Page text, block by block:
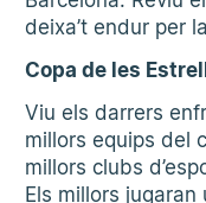
deixa’t endur per
Copa de les
Viu els darrers
millors equips del
millors clubs
Els millors jugaran